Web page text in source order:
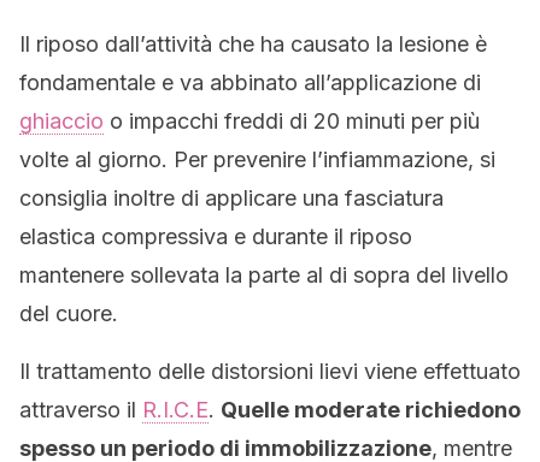
Il riposo dall’attività che ha causato la lesione è
fondamentale e va abbinato all’applicazione di
ghiaccio o impacchi freddi di 20 minuti per più
volte al giorno. Per prevenire l’infiammazione, si
consiglia inoltre di applicare una fasciatura
elastica compressiva e durante il riposo
mantenere sollevata la parte al di sopra del livello
del cuore.
Il trattamento delle distorsioni lievi viene effettuato
attraverso il R.I.C.E. Quelle moderate richiedono
spesso un periodo di immobilizzazione, mentre